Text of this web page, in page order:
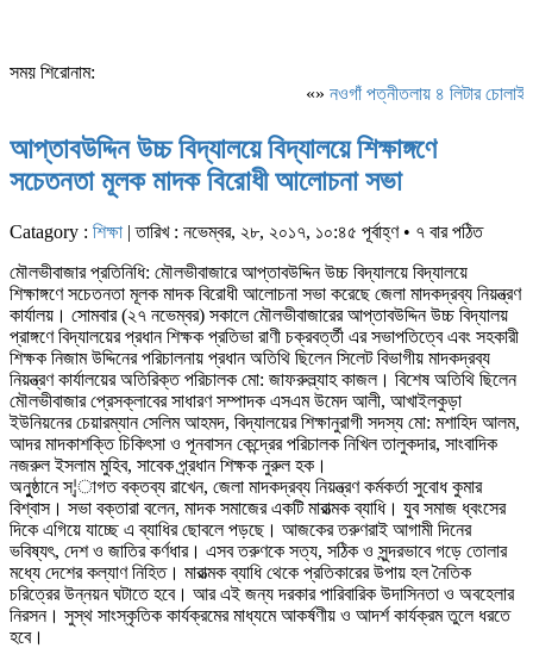
সময় শিরোনাম:
«»নওগাঁ পত্নীতলায় ৪ লিটার
আপ্তাবউদ্দিন উচ্চ বিদ্যালয়ে বিদ্যালয়ে শিক্ষাঙ্গণে
সচেতনতা মূলক মাদক বিরোধী আলোচনা সভা
Catagory : শিক্ষা | তারিখ : নভেম্বর, ২৮, ২০১৭, ১০:৪৫ পূর্বাহ্ণ • ৭ বার পঠিত
মৌলভীবাজার প্রতিনিধি: মৌলভীবাজারে আপ্তাবউদ্দিন উচ্চ বিদ্যালয়ে বিদ্যালয়ে
শিক্ষাঙ্গণে সচেতনতা মূলক মাদক বিরোধী আলোচনা সভা করেছে জেলা মাদকদ্রব্য নিয়ন্ত্রণ
কার্যালয়। সোমবার (২৭ নভেম্বর) সকালে মৌলভীবাজারের আপ্তাবউদ্দিন উচ্চ বিদ্যালয়
প্রাঙ্গণে বিদ্যালয়ের প্রধান শিক্ষক প্রতিভা রাণী চক্রবর্ত্তী এর সভাপতিত্বে এবং সহকারী
শিক্ষক নিজাম উদ্দিনের পরিচালনায় প্রধান অতিথি ছিলেন সিলেট বিভাগীয় মাদকদ্রব্য
নিয়ন্ত্রণ কার্যালয়ের অতিরিক্ত পরিচালক মো: জাফরুল্ল্যাহ কাজল। বিশেষ অতিথি ছিলেন
মৌলভীবাজার প্রেসক্লাবের সাধারণ সম্পাদক এসএম উমেদ আলী, আখাইলকুড়া
ইউনিয়নের চেয়ারম্যান সেলিম আহমদ, বিদ্যালয়ের শিক্ষানুরাগী সদস্য মো: মশাহিদ আলম,
আদর মাদকাশক্তি চিকিৎসা ও পূনবাসন কেন্দ্রের পরিচালক নিখিল তালুকদার, সাংবাদিক
নজরুল ইসলাম মুহিব, সাবেক প্র্রধান শিক্ষক নুরুল হক।
অনুুষ্ঠানে স্¦াগত বক্তব্য রাখেন, জেলা মাদকদ্রব্য নিয়ন্ত্রণ কর্মকর্তা সুবোধ কুমার
বিশ্বাস। সভা বক্তারা বলেন, মাদক সমাজের একটি মারাত্মক ব্যাধি। যুব সমাজ ধ্বংসের
দিকে এগিয়ে যাচ্ছে এ ব্যাধির ছোবলে পড়ছে। আজকের তরুণরাই আগামী দিনের
ভবিষ্যৎ, দেশ ও জাতির কর্ণধার। এসব তরুণকে সত্য, সঠিক ও সুন্দরভাবে গড়ে তোলার
মধ্যে দেশের কল্যাণ নিহিত। মারাত্মক ব্যাধি থেকে প্রতিকারের উপায় হল নৈতিক
চরিত্রের উন্নয়ন ঘটাতে হবে। আর এই জন্য দরকার পারিবারিক উদাসিনতা ও অবহেলার
নিরসন। সুস্থ সাংস্কৃতিক কার্যক্রমের মাধ্যমে আকর্ষণীয় ও আদর্শ কার্যক্রম তুলে ধরতে
হবে।